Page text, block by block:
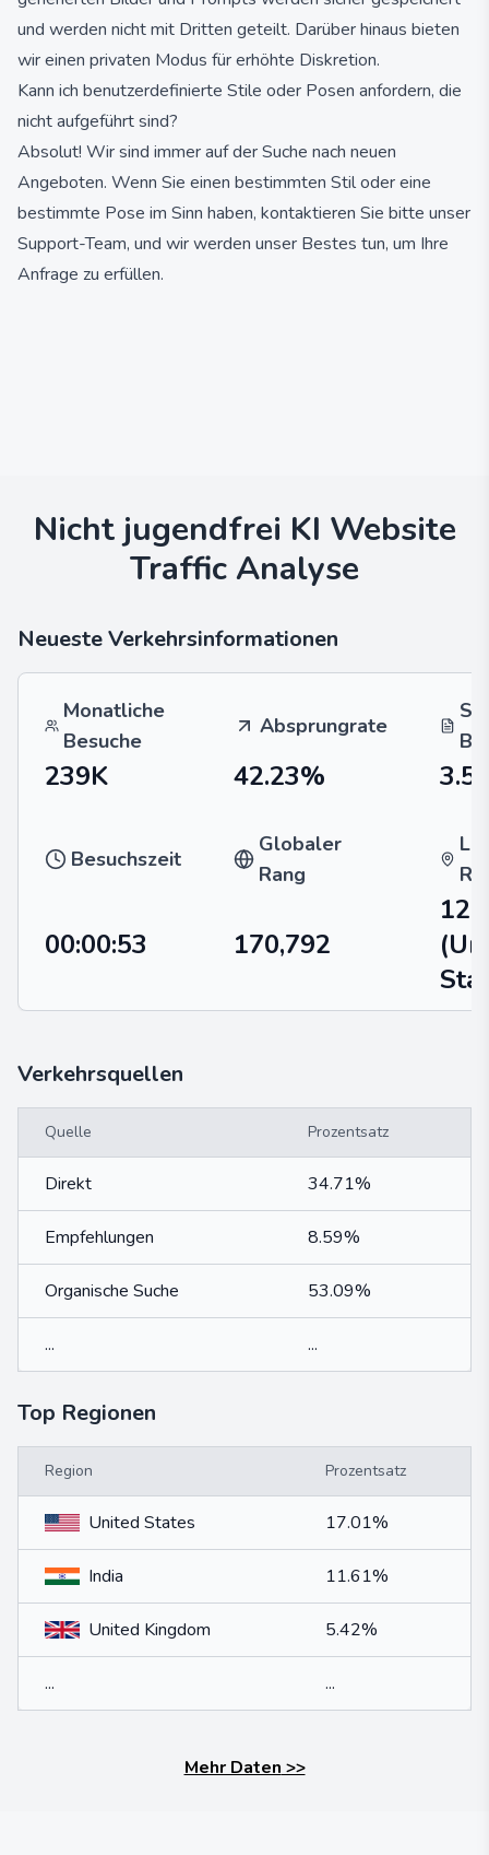
und werden nicht mit Dritten geteilt. Darüber hinaus bieten
wir einen privaten Modus für erhöhte Diskretion.
Kann ich benutzerdefinierte Stile oder Posen anfordern, die
nicht aufgeführt sind?
Absolut! Wir sind immer auf der Suche nach neuen
Angeboten. Wenn Sie einen bestimmten Stil oder eine
bestimmte Pose im Sinn haben, kontaktieren Sie bitte unser
Support-Team, und wir werden unser Bestes tun, um Ihre
Anfrage zu erfüllen.
Nicht jugendfrei KI Website
Traffic Analyse
Neueste Verkehrsinformationen
Monatliche
Besuche
Absprungrate
239K 42.23%
Besuchszeit
Globaler
Rang
00:00:53 170,792
Verkehrsquellen
Quelle Prozentsatz
Direkt 34.71%
Empfehlungen 8.59%
Organische Suche 53.09%
... ...
Top Regionen
Region Prozentsatz
United States 17.01%
India 11.61%
United Kingdom 5.42%
... ...
Mehr Daten >>